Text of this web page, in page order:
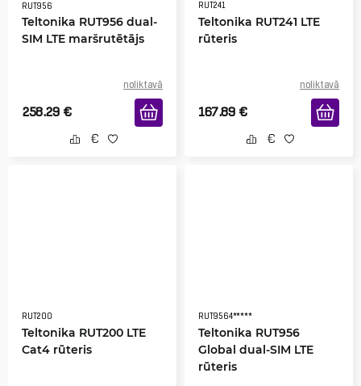
RUT956
Teltonika RUT956 dual-
SIM LTE maršrutētājs
noliktavā
258.29 €
RUT241
Teltonika RUT241 LTE
rūteris
noliktavā
167.89 €
RUT200
Teltonika RUT200 LTE
Cat4 rūteris
RUT9564*****
Teltonika RUT956
Global dual-SIM LTE
rūteris